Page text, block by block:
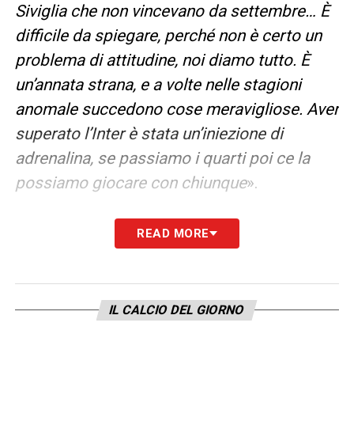
Siviglia che non vincevano da settembre… È
difficile da spiegare, perché non è certo un
problema di attitudine, noi diamo tutto. È
un’annata strana, e a volte nelle stagioni
anomale succedono cose meravigliose. Aver
superato l’Inter è stata un’iniezione di
adrenalina, se passiamo i quarti poi ce la
possiamo giocare con chiunque».
– «Io firmo perché Spagna e
Italia vadano avanti, e aggiungo una cosa:
lontano. Ma sarà durissima. La Croazia ha un
gene competitivo immenso, secondo e terzo
READ MORE
IL CALCIO DEL GIORNO